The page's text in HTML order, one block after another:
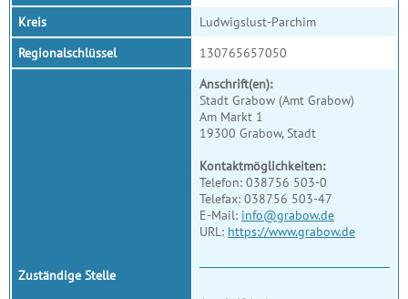
Kreis
Ludwigslust-Parchim
Regionalschlüssel
130765657050
Zuständige Stelle
Anschrift(en):
Stadt Grabow (Amt Grabow)
Am Markt 1
19300 Grabow, Stadt
Kontaktmöglichkeiten:
Telefon: 038756 503-0
Telefax: 038756 503-47
E-Mail: info@grabow.de
URL: https://www.grabow.de